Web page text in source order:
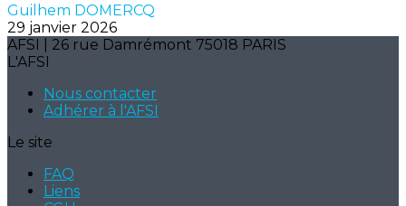
Guilhem DOMERCQ
29 janvier 2026
AFSI | 26 rue Damrémont 75018 PARIS
L'AFSI
Nous contacter
Adhérer à l'AFSI
Le site
FAQ
Liens